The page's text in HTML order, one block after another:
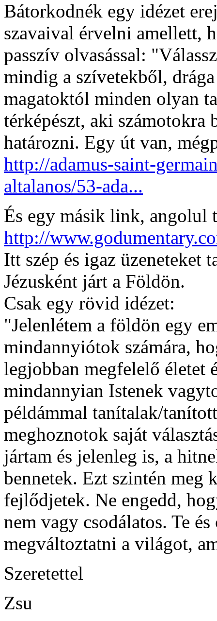
Bátorkodnék egy idézet
szavaival érvelni amellett,
passzív olvasással:
mindig a szívetekből,
magatoktól minden olyan
térképészt, aki számotokra
határozni. Egy út van,
http://adamus-saint-
altalanos/53-ada...
És egy másik link, angolul
http://
Itt szép és igaz üzeneteket
Jézusként járt a Földön.
Csak egy rövid idézet:
"Jelenlétem a földön egy
mindannyiótok számára,
legjobban megfelelő életet
mindannyian Istenek
példámmal tanítalak/
meghoznotok saját
jártam és jelenleg is, a
bennetek. Ezt szintén meg
fejlődjetek. Ne engedd,
nem vagy csodálatos. Te
megváltoztatni a világot,
Szeretettel
Zsu